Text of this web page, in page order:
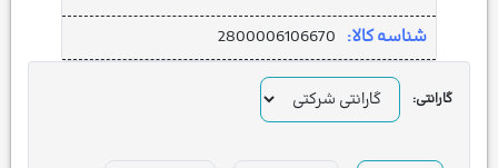
شناسه کالا: 2800006106670
گارانتی: